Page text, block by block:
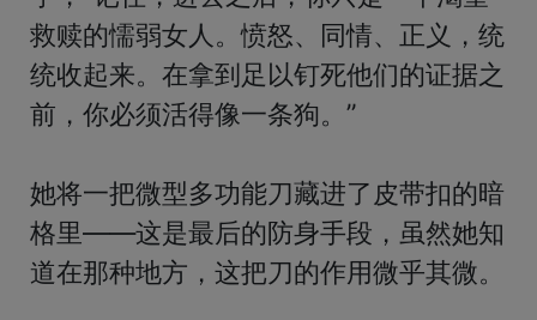
救赎的懦弱女人。愤怒、同情、正义，统
统收起来。在拿到足以钉死他们的证据之
前，你必须活得像一条狗。”
她将一把微型多功能刀藏进了皮带扣的暗
格里——这是最后的防身手段，虽然她知
道在那种地方，这把刀的作用微乎其微。